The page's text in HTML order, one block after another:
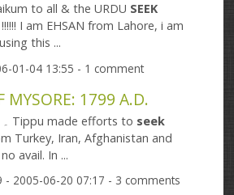
to all & the URDU SEEK
I am EHSAN from Lahore, i am
this ...
01-04 13:55 - 1 comment
MYSORE: 1799 A.D.
... with British. ۔ Tippu made efforts to seek
Turkey, Iran, Afghanistan and
avail. In ...
- 2005-06-20 07:17 - 3 comments